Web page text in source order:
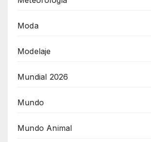
Moda
Modelaje
Mundial 2026
Mundo
Mundo Animal